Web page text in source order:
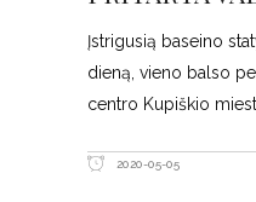
Įstrigusią baseino
dieną, vieno balso
centro Kupiškio
2020-05-05